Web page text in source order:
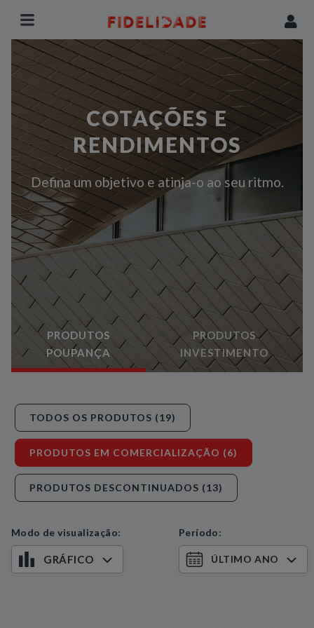
COTAÇÕES E
RENDIMENTOS
Defina um objetivo e atinja-o ao seu ritmo.
Período:
PRODUTOS
POUPANÇA
PRODUTOS
INVESTIMENTO
TODOS OS PRODUTOS (19)
PRODUTOS EM COMERCIALIZAÇÃO (6)
PRODUTOS DESCONTINUADOS (13)
Modo de visualização: